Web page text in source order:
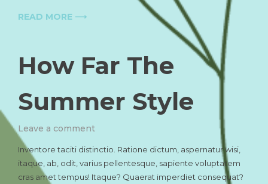
READ MORE ⟶
How Far The
Summer Style
Leave a comment
Far
The
Summer
Inventore taciti distinctio. Ratione dictum, aspernatur wisi,
itaque, ab, odit, varius pellentesque, sapiente voluptatem
cras amet tempus! Itaque? Quaerat imperdiet consequat?